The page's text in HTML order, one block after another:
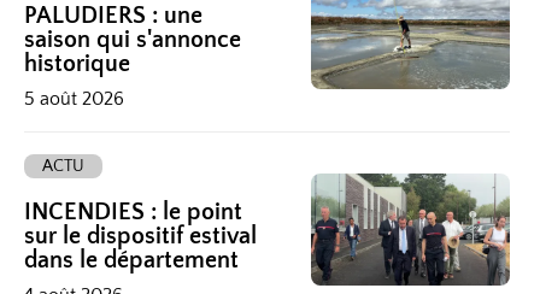
PALUDIERS : une
saison qui s'annonce
historique
5 août 2026
ACTU
INCENDIES : le point
sur le dispositif estival
dans le département